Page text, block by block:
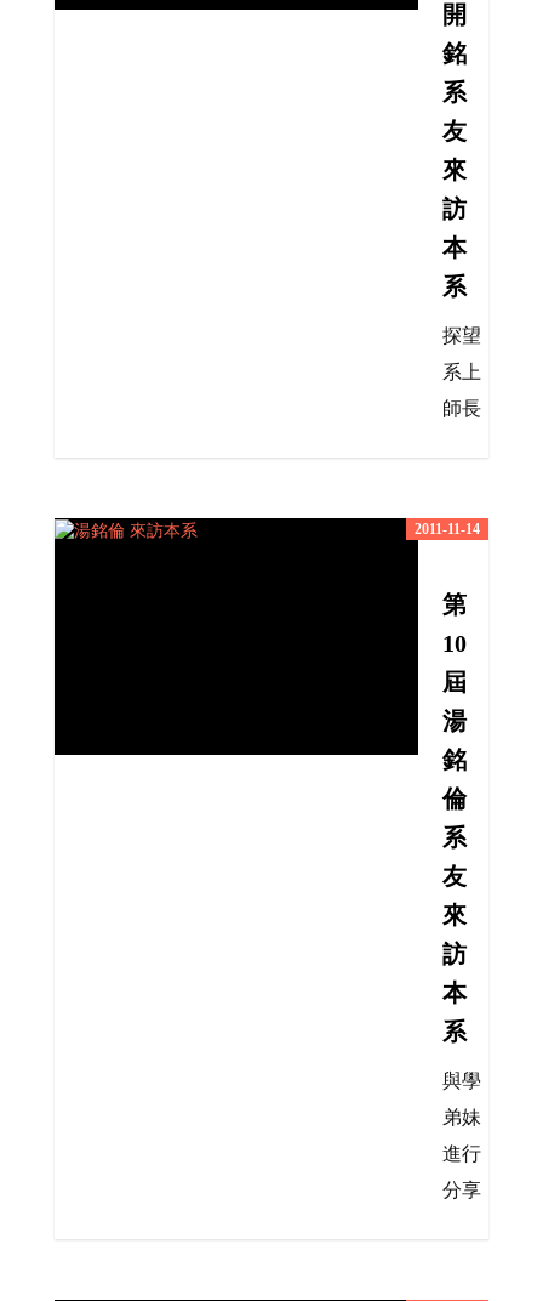
開
銘
系
友
來
訪
本
系
探望
系上
師長
2011-11-14
第
10
屆
湯
銘
倫
系
友
來
訪
本
系
與學
弟妹
進行
分享